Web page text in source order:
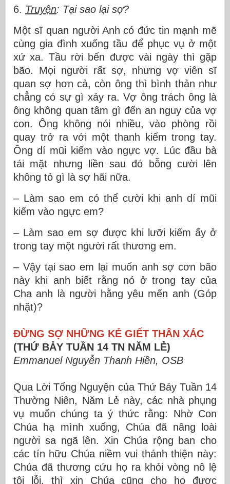
6. Truyện: Tại sao lại sợ?
Một sĩ quan người Anh có đức tin mạnh mẽ
cùng gia đình xuống tầu để phục vụ ở một
xứ xa. Tầu rời bến được vài ngày thì gặp
bão. Mọi người rất sợ, nhưng vợ viên sĩ
quan sợ hơn cả, còn ông thì bình thản như
chẳng có sự gì xảy ra. Vợ ông trách ông là
ông không quan tâm gì đến an nguy của vợ
con. Ông không nói nhiều, vào phòng rồi
quay trở ra với một thanh kiếm trong tay.
Ông dí mũi kiếm vào ngực vợ. Lúc đầu bà
tái mặt nhưng liền sau đó bỗng cười lên
không tỏ gì là sợ hãi nữa.
– Làm sao em có thể cười khi anh dí mũi
kiếm vào ngực em?
– Làm sao em sợ được khi lưỡi kiếm ấy ở
trong tay một người rất thương em.
– Vậy tại sao em lại muốn anh sợ cơn bão
này khi anh biết rằng nó ở trong tay của
Cha anh là người hằng yêu mến anh (Góp
nhặt)?
ĐỪNG SỢ NHỮNG KẺ GIẾT THÂN XÁC
(THỨ BẢY TUẦN 14 TN NĂM LẺ)
Emmanuel Nguyễn Thanh Hiền, OSB
Qua Lời Tổng Nguyện của Thứ Bảy Tuần 14
Thường Niên, Năm Lẻ này, các nhà phụng
vụ muốn chúng ta ý thức rằng: Nhờ Con
Chúa hạ mình xuống, Chúa đã nâng loài
người sa ngã lên. Xin Chúa rộng ban cho
các tín hữu Chúa niềm vui thánh thiện này:
Chúa đã thương cứu họ ra khỏi vòng nô lệ
tội lỗi, thì xin Chúa cũng cho họ được